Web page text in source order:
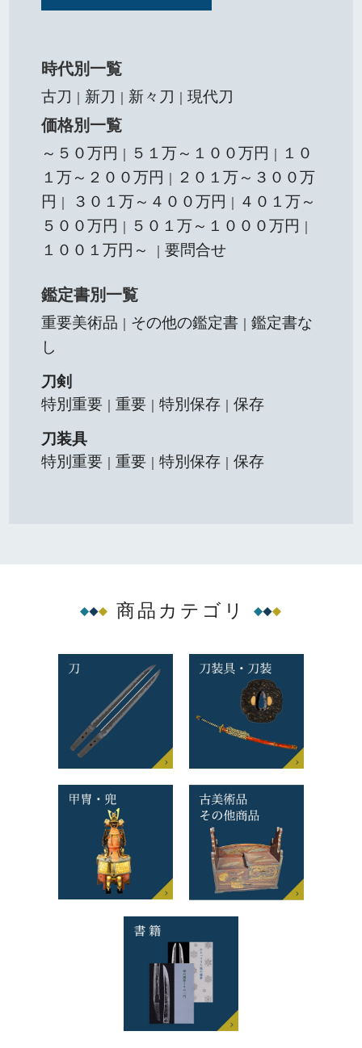
時代別一覧
古刀 新刀 新々刀 ｜現代刀
価格別一覧
～５０万円 ５１万～１００万円
１０
１万～２００万円
２０１万～３００万
円
３０１万～４００万円
４０１万～
５００万円
５０１万～１０００万円
１００１万円～ ｜要問合せ
鑑定書別一覧
重要美術品 その他の鑑定書 ｜鑑定書な
し
刀剣
特別重要 ｜重要 ｜特別保存 ｜保存
刀装具
特別重要 ｜重要 ｜特別保存 ｜保存
商品カテゴリ